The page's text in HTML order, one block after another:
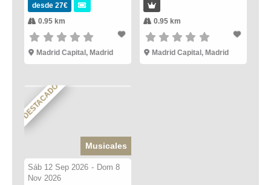
desde 27€
0.95 km
Madrid Capital, Madrid
0.95 km
Madrid Capital, Madrid
DESTACADO
Musicales
Sáb 12 Sep 2026 - Dom 8
Nov 2026